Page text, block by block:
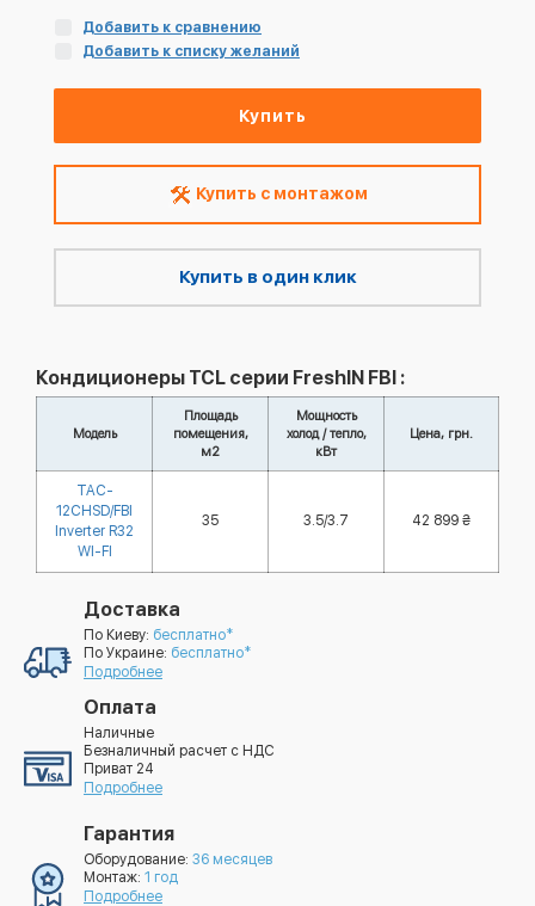
Добавить к сравнению
Добавить к списку желаний
Купить
Купить с монтажом
Купить в один клик
Кондиционеры TCL серии FreshIN FBI :
Модель
Площадь
помещения,
м2
Мощность
холод / тепло,
кВт
Цена, грн.
TAC-
12CHSD/FBI
Inverter R32
WI-FI
35 3.5/3.7 42 899 ₴
Доставка
По Киеву: бесплатно*
По Украине: бесплатно*
Подробнее
Оплата
Наличные
Безналичный расчет с НДС
Приват 24
Подробнее
Гарантия
Оборудование: 36 месяцев
Монтаж: 1 год
Подробнее